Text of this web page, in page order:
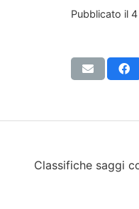
Pubblicato il
Classifiche saggi